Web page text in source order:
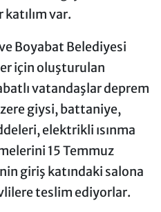
var.
Boyabat Belediyesi
için oluşturulan
vatandaşlar deprem
giysi, battaniye,
elektrikli ısınma
15 Temmuz
giriş katındaki salona
teslim ediyorlar.